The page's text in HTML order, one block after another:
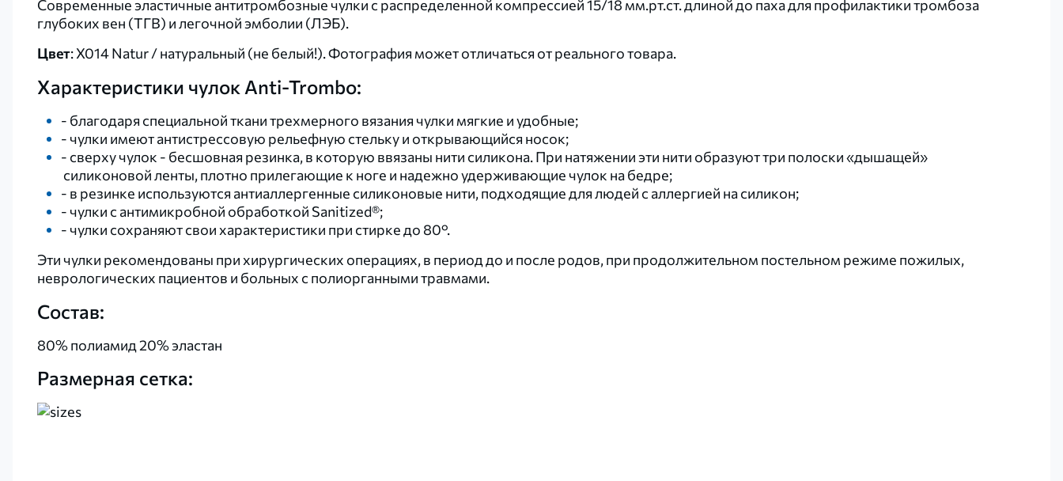
Современные эластичные антитромбозные чулки с распределенной компрессией 15/18 мм.рт.ст. длиной до паха для профилактики тромбоза
глубоких вен (ТГВ) и легочной эмболии (ЛЭБ).
Цвет:X014 Natur / натуральный (не белый!). Фотография может отличаться от реального товара.
Характеристики чулок Anti-Trombo:
- благодаря специальной ткани трехмерного вязания чулки мягкие и удобные;
- чулки имеют антистрессовую рельефную стельку и открывающийся носок;
- сверху чулок - бесшовная резинка, в которую ввязаны нити силикона. При натяжении эти нити образуют три полоски «дышащей»
силиконовой ленты, плотно прилегающие к ноге и надежно удерживающие чулок на бедре;
- в резинке используются антиаллергенные силиконовые нити, подходящие для людей с аллергией на силикон;
- чулки с антимикробной обработкой Sanitized®;
- чулки сохраняют свои характеристики при стирке до 80°.
Эти чулки рекомендованы при хирургических операциях, в период до и после родов, при продолжительном постельном режиме пожилых,
неврологических пациентов и больных с полиорганными травмами.
Состав:
80% полиамид 20% эластан
Размерная сетка: